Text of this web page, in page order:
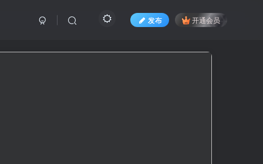
发布 开通会员